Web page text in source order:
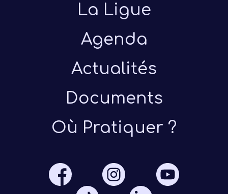
La Ligue
Agenda
Actualités
Documents
Où Pratiquer ?